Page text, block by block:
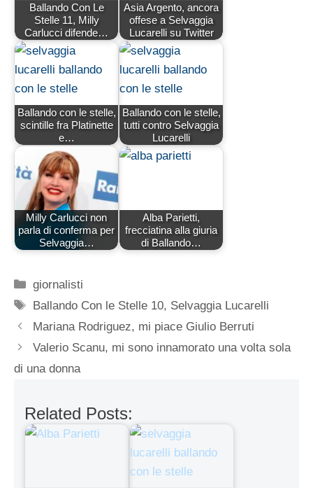
Ballando Con Le
Stelle 11, Milly
Carlucci difende…
Asia Argento, ancora
offese a Selvaggia
Lucarelli su Twitter
Ballando con le stelle,
scintille fra Platinette
e…
Ballando con le stelle,
tutti contro Selvaggia
Lucarelli
Milly Carlucci non
parla di conferma per
Selvaggia…
Alba Parietti,
frecciatina alla giuria
di Ballando…
Categorie
giornalisti
Tag
Ballando Con le Stelle 10, Selvaggia Lucarelli
Mariana Rodriguez, mi piace Giulio Berruti
Valerio Scanu, mi sono innamorato una volta sola
di una donna
Related Posts: